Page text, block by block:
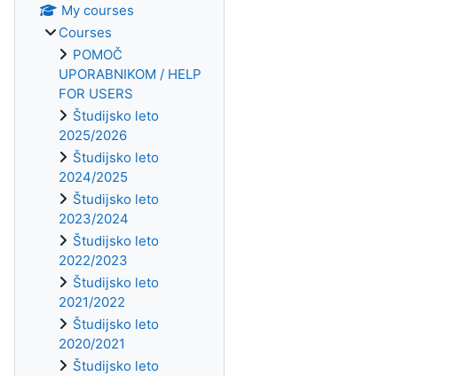
My courses
Courses
POMOČ
UPORABNIKOM / HELP
FOR USERS
Študijsko leto
2025/2026
Študijsko leto
2024/2025
Študijsko leto
2023/2024
Študijsko leto
2022/2023
Študijsko leto
2021/2022
Študijsko leto
2020/2021
Študijsko leto